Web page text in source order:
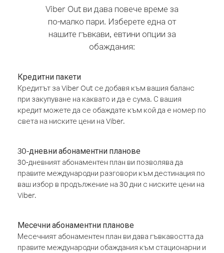
Viber Out ви дава повече време за
по-малко пари. Изберете една от
нашите гъвкави, евтини опции за
обаждания:
Кредитни пакети
Кредитът за Viber Out се добавя към вашия баланс
при закупуване на каквато и да е сума. С вашия
кредит можете да се обаждате към кой да е номер по
света на ниските цени на Viber.
30-дневни абонаментни планове
30-дневният абонаментен план ви позволява да
правите международни разговори към дестинация по
ваш избор в продължение на 30 дни с ниските цени на
Viber.
Месечни абонаментни планове
Месечният абонаментен план ви дава гъвкавостта да
правите международни обаждания към стационарни и